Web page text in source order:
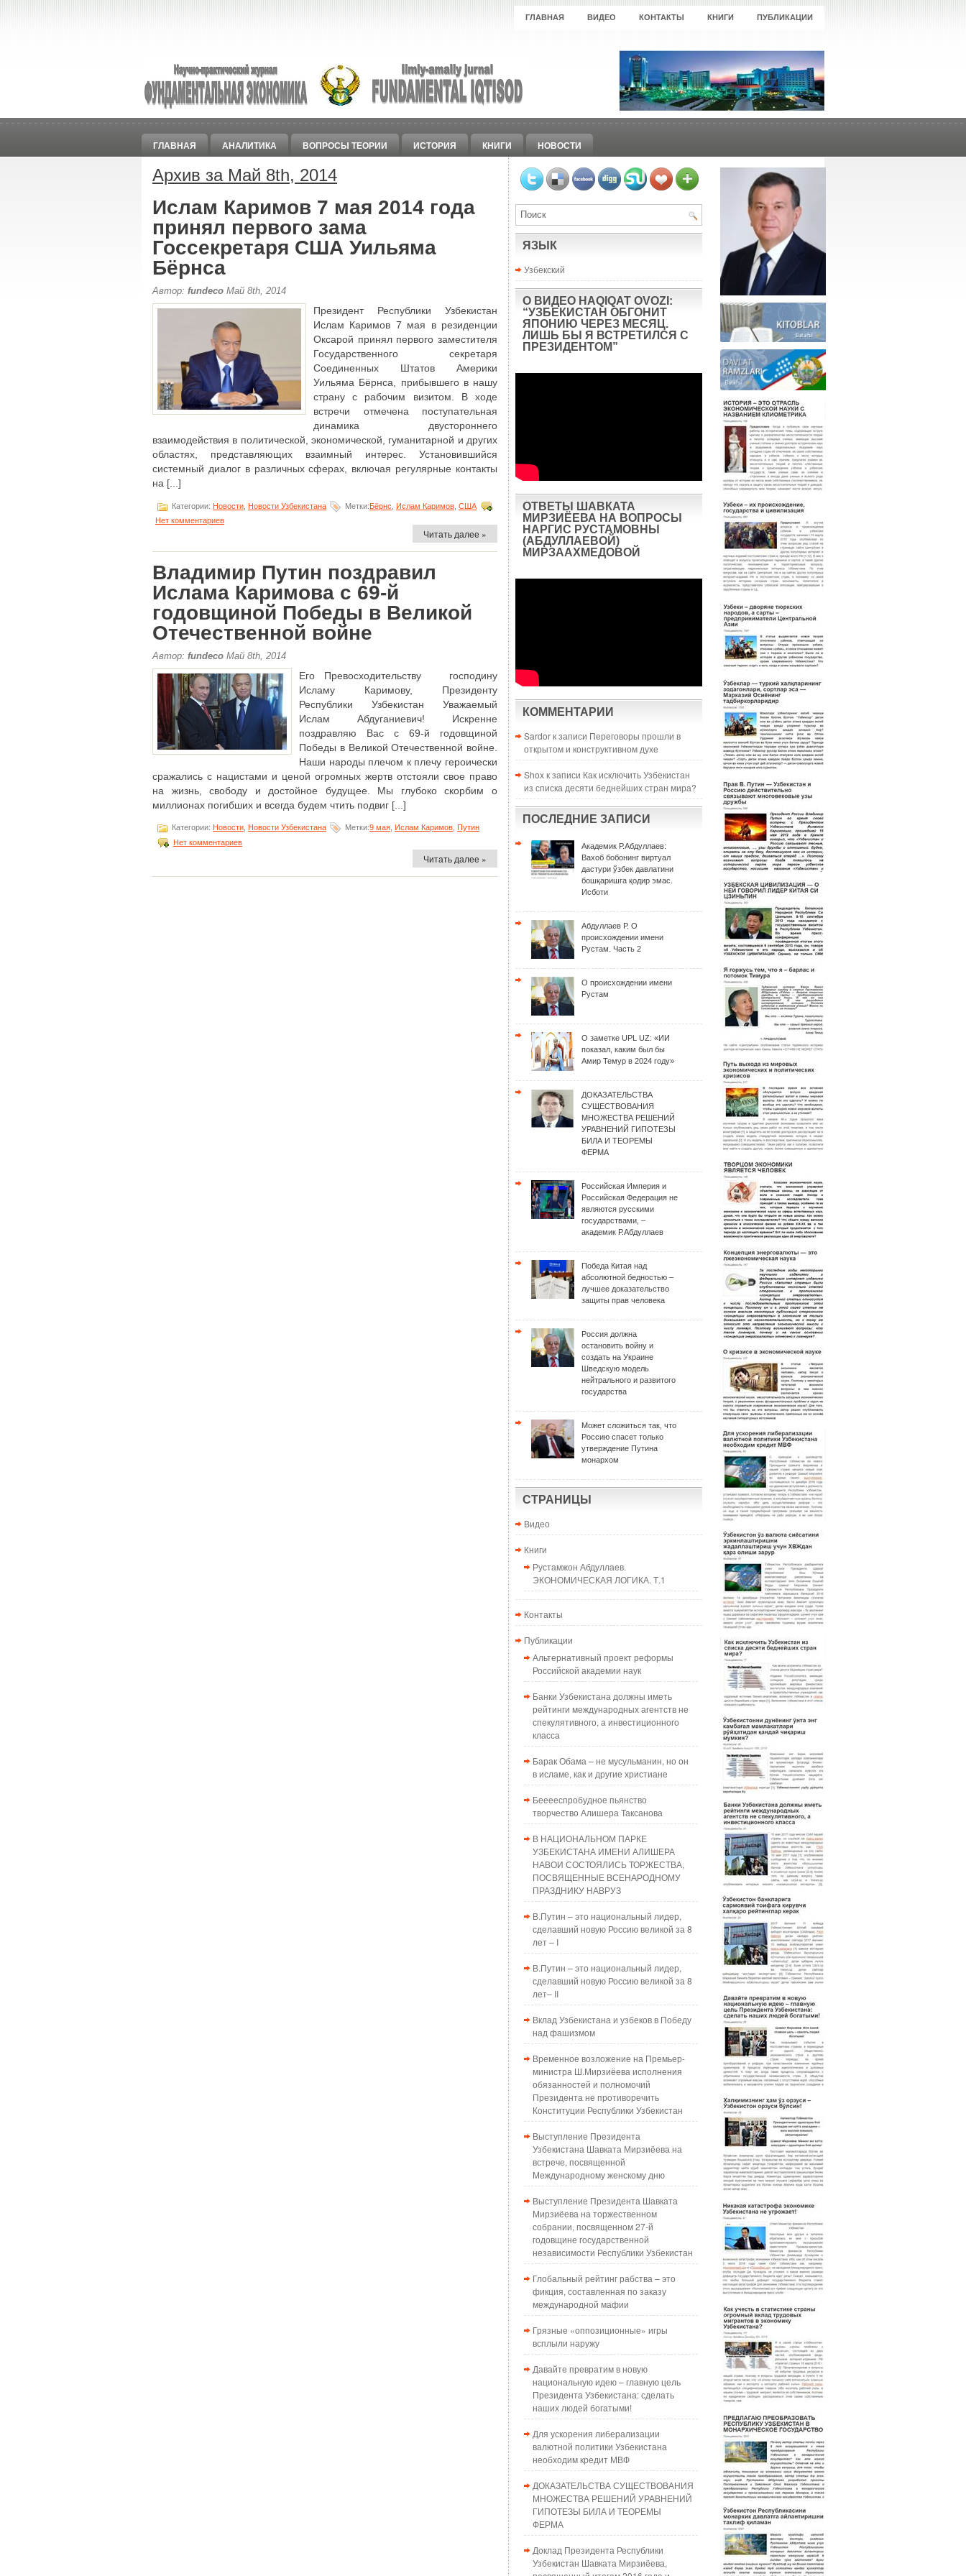
ГЛАВНАЯ ВИДЕО КОНТАКТЫ КНИГИ ПУБЛИКАЦИИ
ГЛАВНАЯ АНАЛИТИКА ВОПРОСЫ ТЕОРИИ ИСТОРИЯ КНИГИ НОВОСТИ
Архив за Май 8th, 2014
Ислам Каримов 7 мая 2014 года
принял первого зама
Госсекретаря США Уильяма
Бёрнса
Автор: fundeco Май 8th, 2014
Президент Республики Узбекистан
Ислам Каримов 7 мая в резиденции
Оксарой принял первого заместителя
Государственного секретаря
Соединенных Штатов Америки
Уильяма Бёрнса, прибывшего в нашу
страну с рабочим визитом. В ходе
встречи отмечена поступательная
динамика двустороннего
взаимодействия в политической, экономической, гуманитарной и других
областях, представляющих взаимный интерес. Установившийся
системный диалог в различных сферах, включая регулярные контакты
на [...]
Категории: Новости Новости Узбекистана Метки:Бёрнс Ислам Каримов США
Нет комментариев
Читать далее »
Владимир Путин поздравил
Ислама Каримова с 69-й
годовщиной Победы в Великой
Отечественной войне
Автор: fundeco Май 8th, 2014
Его Превосходительству господину
Исламу Каримову, Президенту
Республики Узбекистан Уважаемый
Ислам Абдуганиевич! Искренне
поздравляю Вас с 69-й годовщиной
Победы в Великой Отечественной войне.
Наши народы плечом к плечу героически
сражались с нацистами и ценой огромных жертв отстояли свое право
на жизнь, свободу и достойное будущее. Мы глубоко скорбим о
миллионах погибших и всегда будем чтить подвиг [...]
Категории: Новости Новости Узбекистана Метки:9 мая Ислам Каримов Путин
Нет комментариев
Читать далее »
ЯЗЫК
Узбекский
О ВИДЕО HAQIQAT OVOZI:
“УЗБЕКИСТАН ОБГОНИТ
ЯПОНИЮ ЧЕРЕЗ МЕСЯЦ.
ЛИШЬ БЫ Я ВСТРЕТИЛСЯ С
ПРЕЗИДЕНТОМ”
ОТВЕТЫ ШАВКАТА
МИРЗИЁЕВА НА ВОПРОСЫ
НАРГИС РУСТАМОВНЫ
(АБДУЛЛАЕВОЙ)
МИРЗААХМЕДОВОЙ
КОММЕНТАРИИ
Sardor к записи Переговоры прошли в
открытом и конструктивном духе
Shox к записи Как исключить Узбекистан
из списка десяти беднейших стран мира?
ПОСЛЕДНИЕ ЗАПИСИ
Академик Р.Абдуллаев:
Вахоб бобонинг виртуал
дастури ўзбек давлатини
бошқаришга қодир эмас.
Исботи
Абдуллаев Р. О
происхождении имени
Рустам. Часть 2
О происхождении имени
Рустам
О заметке UPL UZ: «ИИ
показал, каким был бы
Амир Темур в 2024 году»
ДОКАЗАТЕЛЬСТВА
СУЩЕСТВОВАНИЯ
МНОЖЕСТВА РЕШЕНИЙ
УРАВНЕНИЙ ГИПОТЕЗЫ
БИЛА И ТЕОРЕМЫ
ФЕРМА
Российская Империя и
Российская Федерация не
являются русскими
государствами, –
академик Р.Абдуллаев
Победа Китая над
абсолютной бедностью –
лучшее доказательство
защиты прав человека
Россия должна
остановить войну и
создать на Украине
Шведскую модель
нейтрального и развитого
государства
Может сложиться так, что
Россию спасет только
утверждение Путина
монархом
СТРАНИЦЫ
Видео
Книги
Рустамжон Абдуллаев.
ЭКОНОМИЧЕСКАЯ ЛОГИКА. Т.1
Контакты
Публикации
Альтернативный проект реформы
Российской академии наук
Банки Узбекистана должны иметь
рейтинги международных агентств не
спекулятивного, а инвестиционного
класса
Барак Обама – не мусульманин, но он
в исламе, как и другие христиане
Бееееспробудное пьянство
творчество Алишера Таксанова
В НАЦИОНАЛЬНОМ ПАРКЕ
УЗБЕКИСТАНА ИМЕНИ АЛИШЕРА
НАВОИ СОСТОЯЛИСЬ ТОРЖЕСТВА,
ПОСВЯЩЕННЫЕ ВСЕНАРОДНОМУ
ПРАЗДНИКУ НАВРУЗ
В.Путин – это национальный лидер,
сделавший новую Россию великой за 8
лет – I
В.Путин – это национальный лидер,
сделавший новую Россию великой за 8
лет– II
Вклад Узбекистана и узбеков в Победу
над фашизмом
Временное возложение на Премьер-
министра Ш.Мирзиёева исполнения
обязанностей и полномочий
Президента не противоречить
Конституции Республики Узбекистан
Выступление Президента
Узбекистана Шавката Мирзиёева на
встрече, посвященной
Международному женскому дню
Выступление Президента Шавката
Мирзиёева на торжественном
собрании, посвященном 27-й
годовщине государственной
независимости Республики Узбекистан
Глобальный рейтинг рабства – это
фикция, составленная по заказу
международной мафии
Грязные «оппозиционные» игры
всплыли наружу
Давайте превратим в новую
национальную идею – главную цель
Президента Узбекистана: сделать
наших людей богатыми!
Для ускорения либерализации
валютной политики Узбекистана
необходим кредит МВФ
ДОКАЗАТЕЛЬСТВА СУЩЕСТВОВАНИЯ
МНОЖЕСТВА РЕШЕНИЙ УРАВНЕНИЙ
ГИПОТЕЗЫ БИЛА И ТЕОРЕМЫ
ФЕРМА
Доклад Президента Республики
Узбекистан Шавката Мирзиёева,